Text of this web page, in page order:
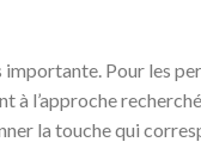
Pour les
l’approche
la touche qui